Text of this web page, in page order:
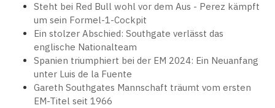
Steht bei Red Bull wohl vor dem Aus - Perez kämpft
um sein Formel-1-Cockpit
Ein stolzer Abschied: Southgate verlässt das
englische Nationalteam
Spanien triumphiert bei der EM 2024: Ein Neuanfang
unter Luis de la Fuente
Gareth Southgates Mannschaft träumt vom ersten
EM-Titel seit 1966